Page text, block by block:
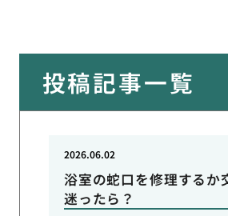
投稿記事一覧
浴室の蛇口を修理するか
迷ったら？
2026.06.02